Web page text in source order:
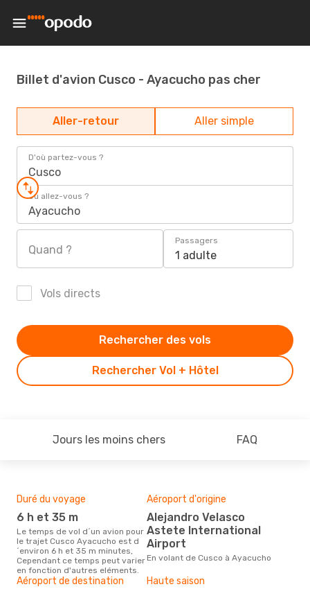
Billet d'avion Cusco - Ayacucho pas cher
Aller-retour Aller simple
D'où partez-vous ?
Cusco
Où allez-vous ?
Ayacucho
Quand ?
Passagers
1 adulte
Vols directs
Rechercher Vol + Hôtel
Rechercher des vols
Jours les moins chers FAQ
Duré du voyage
6 h et 35 m
Le temps de vol d´un avion pour
le trajet Cusco Ayacucho est d
´environ 6 h et 35 m minutes,
Cependant ce temps peut varier
en fonction d'autres eléments.
Aéroport d'origine
Alejandro Velasco
Astete International
Airport
En volant de Cusco à Ayacucho
Aéroport de destination Haute saison